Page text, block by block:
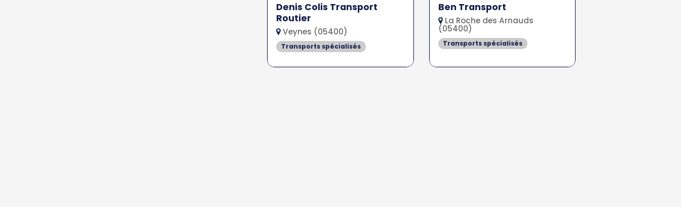
Denis Colis Transport
Routier
Veynes (05400)
Transports spécialisés
Ben Transport
La Roche des Arnauds
(05400)
Transports spécialisés